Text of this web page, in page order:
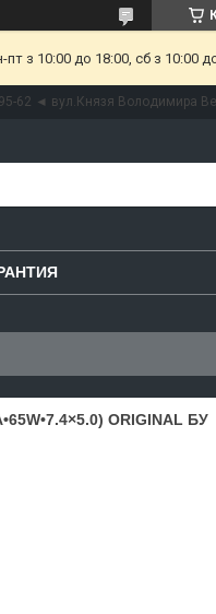
з 10:00 до 18:00, сб з 10:00
62 ◄ вул.Князя Володимира
ORIGINAL БУ